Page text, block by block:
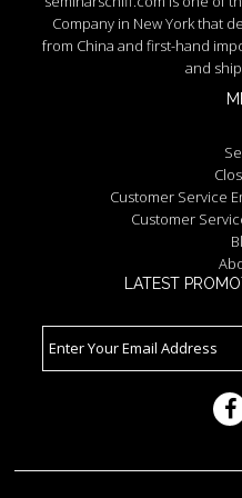
Company in New York that
from China and first-hand
and
Customer Service
Customer
LATEST